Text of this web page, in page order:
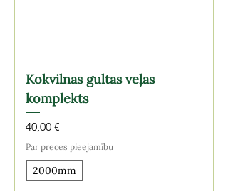
Kokvilnas gultas veļas
komplekts
Cena
40,00 €
Par preces pieejamību
2000mm